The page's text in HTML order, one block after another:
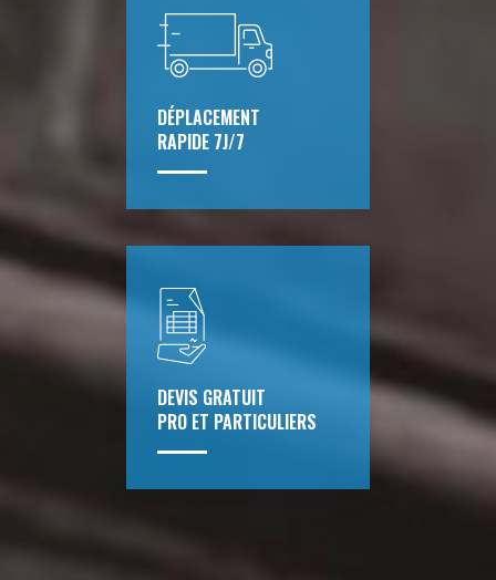
DÉPLACEMENT
RAPIDE 7J/7
DEVIS GRATUIT
PRO ET PARTICULIERS